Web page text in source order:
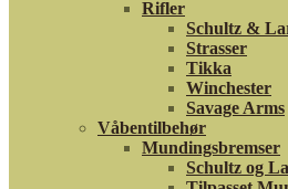
Rifler
Schultz &
Strasser
Tikka
Winchester
Savage Arms
Våbentilbehør
Mundingsbremser
Schultz og